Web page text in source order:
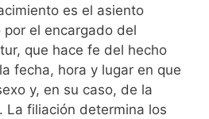
es el asiento
el encargado del
que hace fe del hecho
fecha, hora y lugar en que
y, en su caso, de la
La filiación determina los